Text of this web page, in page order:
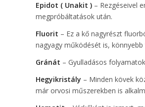
Epidot ( Unakit ) – Rezgéseivel
megpróbáltatások után.
Fluorit – Ez a kő nagyrészt
nagyagy működését is,
Gránát – Gyulladásos
Hegyikristály – Minden kövek
már orvosi műszerekben is